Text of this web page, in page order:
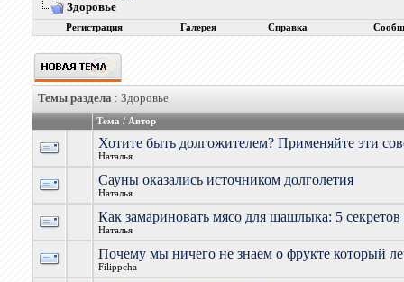
Здоровье
Регистрация Галерея Справка
Темы раздела: Здоровье
Тема / Автор
Хотите быть долгожителем? Применяйте эти
Наталья
Сауны оказались источником долголетия
Наталья
Как замариновать мясо для шашлыка: 5
Наталья
Почему мы ничего не знаем о фрукте который
Filippcha